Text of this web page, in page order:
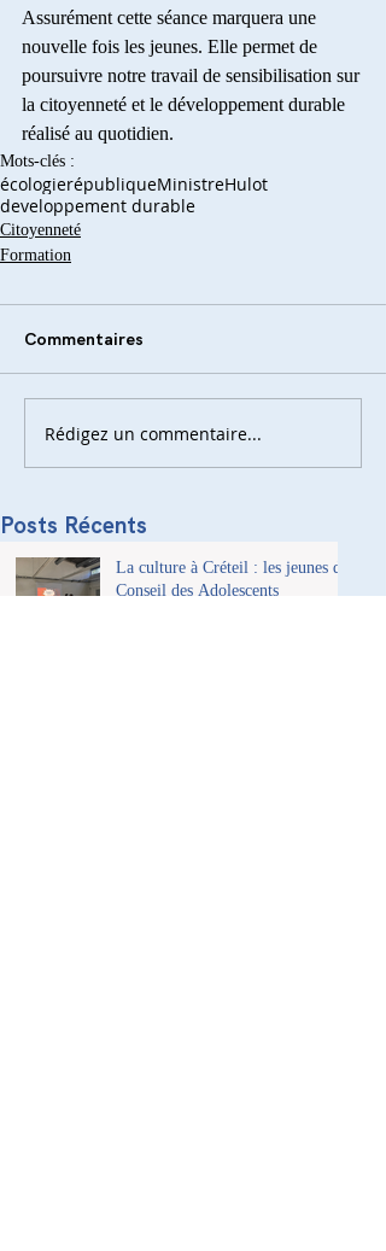
Assurément cette séance marquera une
nouvelle fois les jeunes. Elle permet de
poursuivre notre travail de sensibilisation sur
la citoyenneté et le développement durable
réalisé au quotidien.
Mots-clés :
écologierépubliqueMinistreHulot
developpement durable
Citoyenneté
Formation
Commentaires
Rédigez un commentaire...
Posts Récents
La culture à Créteil : les jeunes du
Conseil des Adolescents